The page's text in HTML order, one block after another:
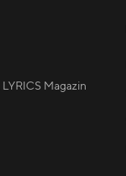
LYRICS Magazin